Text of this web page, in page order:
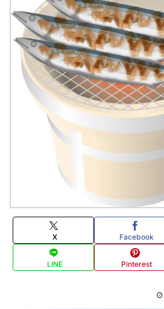
X Facebook
LINE Pinterest